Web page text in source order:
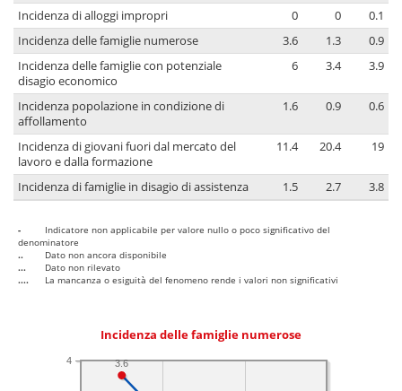
Incidenza di alloggi impropri 0 0
0.1
Incidenza delle famiglie numerose
3.6 1.3
0.9
Incidenza delle famiglie con potenziale
disagio economico
6 3.4 3.9
Incidenza popolazione in condizione di
affollamento
1.6 0.9 0.6
Incidenza di giovani fuori dal mercato del
lavoro e dalla formazione
11.4 20.4 19
Incidenza di famiglie in disagio di assistenza 1.5 2.7 3.8
-
Indicatore non applicabile per valore nullo o poco significativo del
denominatore
..
Dato non ancora disponibile
...
Dato non rilevato
....
La mancanza o esiguità del fenomeno rende i valori non significativi
Incidenza delle famiglie numerose
4 3.6